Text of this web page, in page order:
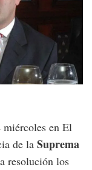
miércoles en El
de la Suprema
resolución los